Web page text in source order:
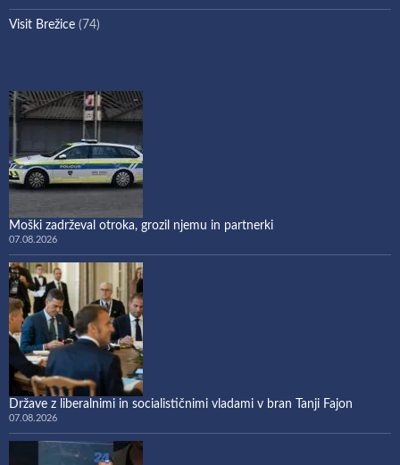
Visit Brežice (74)
Moški zadrževal otroka, grozil njemu in partnerki
07.08.2026
Države z liberalnimi in socialističnimi vladami v bran Tanji Fajon
07.08.2026